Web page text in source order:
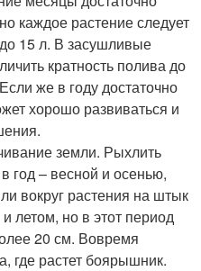
каждое растение следует
15 л. В засушливые
кратность полива до
же в году достаточно
хорошо развиваться и
земли. Рыхлить
год – весной и осенью,
вокруг растения на штык
летом, но в этот период
20 см. Вовремя
где растет боярышник.